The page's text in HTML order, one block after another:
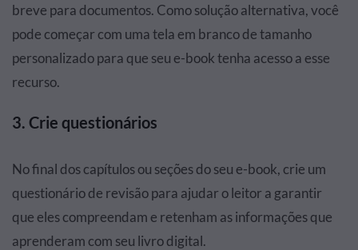
breve para documentos. Como solução alternativa, você
pode começar com uma tela em branco de tamanho
personalizado para que seu e-book tenha acesso a esse
recurso.
3. Crie questionários
No final dos capítulos ou seções do seu e-book, crie um
questionário de revisão para ajudar o leitor a garantir
que eles compreendam e retenham as informações que
aprenderam com seu livro digital.